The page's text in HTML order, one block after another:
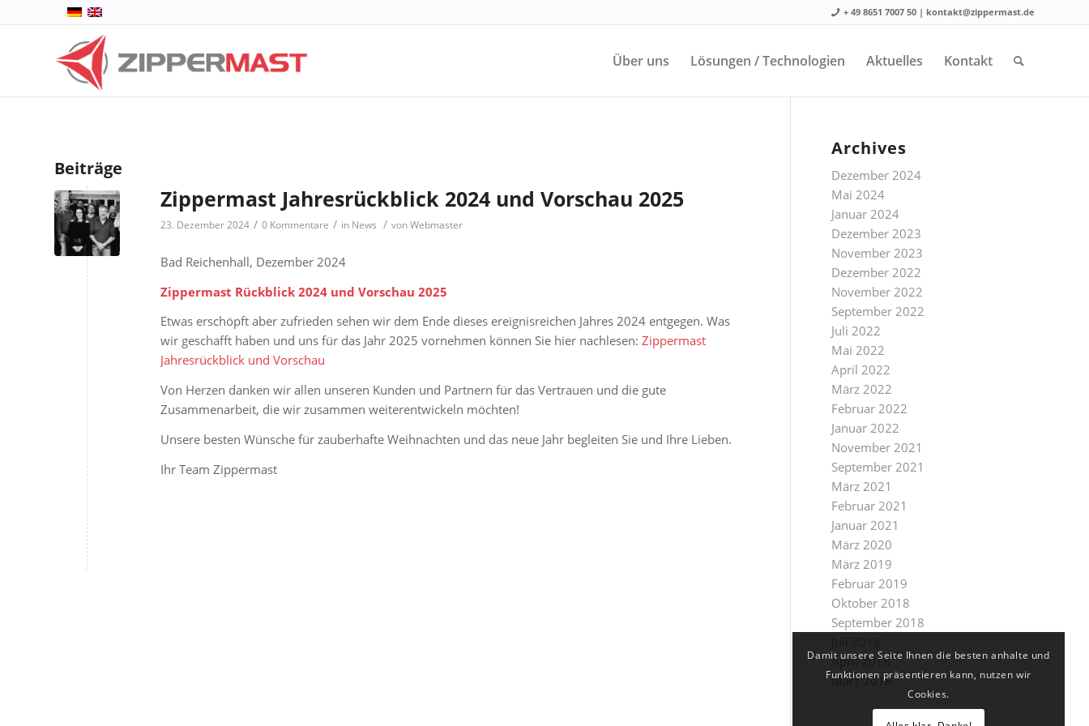
+ 49 8651 7007 50 | kontakt@zippermast.de
Über uns Lösungen / Technologien Aktuelles Kontakt
Beiträge
Zippermast Jahresrückblick 2024 und Vorschau 2025
23. Dezember 2024 / 0 Kommentare / in News / vonWebmaster
Bad Reichenhall, Dezember 2024
Zippermast Rückblick 2024 und Vorschau 2025
Etwas erschöpft aber zufrieden sehen wir dem Ende dieses ereignisreichen Jahres 2024 entgegen. Was
wir geschafft haben und uns für das Jahr 2025 vornehmen können Sie hier nachlesen: Zippermast
Jahresrückblick und Vorschau
Von Herzen danken wir allen unseren Kunden und Partnern für das Vertrauen und die gute
Zusammenarbeit, die wir zusammen weiterentwickeln möchten!
Unsere besten Wünsche für zauberhafte Weihnachten und das neue Jahr begleiten Sie und Ihre Lieben.
Ihr Team Zippermast
Archives
Dezember 2024
Mai 2024
Januar 2024
Dezember 2023
November 2023
Dezember 2022
November 2022
September 2022
Juli 2022
Mai 2022
April 2022
März 2022
Februar 2022
Januar 2022
November 2021
September 2021
März 2021
Februar 2021
Januar 2021
März 2020
März 2019
Februar 2019
Oktober 2018
September 2018
April 2018
März 2018
Damit unsere Seite Ihnen die besten anhalte und
Funktionen präsentieren kann, nutzen wir
Cookies.